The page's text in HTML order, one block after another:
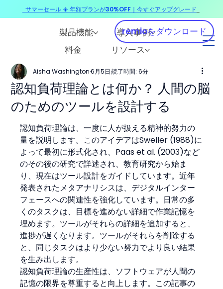
製品機能
導入事例
料金
リソース
remioをダウンロード
認知負荷理論とは何か？ 人間の脳
のためのツールを設計する
Aisha Washington 6月5日 読了時間: 6分
認知負荷理論は、一度に人が扱える精神的努力の
量を説明します。このアイデアはSweller (1988)に
よって最初に形式化され、Paas et al. (2003)など
のその後の研究で詳述され、教育研究から始ま
り、現在はツール設計をガイドしています。近年
発表されたメタアナリシスは、デジタルインター
フェースへの関連性を強化しています。日常の多
くのタスクは、目標を進めない詳細で作業記憶を
埋めます。ツールがそれらの詳細を追加すると、
進捗が遅くなります。ツールがそれらを削除する
と、同じタスクはより少ない努力でより良い結果
を生み出します。
認知負荷理論の生産性は、ソフトウェアが人間の
記憶の限界を尊重すると向上します。この記事の
サマーセール ☀️ 年額プランが30%OFF｜今すぐアップグレード